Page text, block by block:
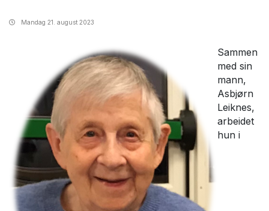
Mandag 21. august 2023
Sammen
med sin
mann,
Asbjørn
Leiknes,
arbeidet
hun i